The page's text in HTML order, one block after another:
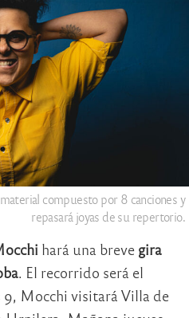
compuesto por 8 canciones y
repasará joyas de su repertorio.
hará una breve gira
. El recorrido será el
Mocchi visitará Villa de